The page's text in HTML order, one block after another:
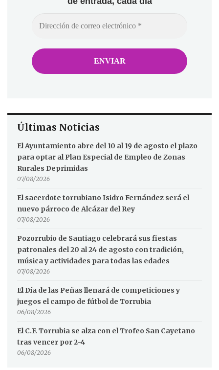
Últimas Noticias
El Ayuntamiento abre del 10 al 19 de agosto el plazo
para optar al Plan Especial de Empleo de Zonas
Rurales Deprimidas
07/08/2026
El sacerdote torrubiano Isidro Fernández será el
nuevo párroco de Alcázar del Rey
07/08/2026
Pozorrubio de Santiago celebrará sus fiestas
patronales del 20 al 24 de agosto con tradición,
música y actividades para todas las edades
07/08/2026
El Día de las Peñas llenará de competiciones y
juegos el campo de fútbol de Torrubia
06/08/2026
El C.F. Torrubia se alza con el Trofeo San Cayetano
tras vencer por 2-4
06/08/2026